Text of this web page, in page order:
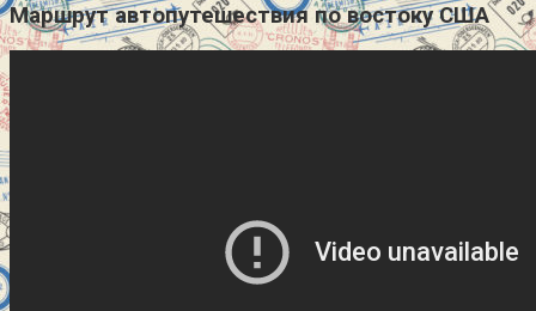
Маршрут автопутешествия по востоку США